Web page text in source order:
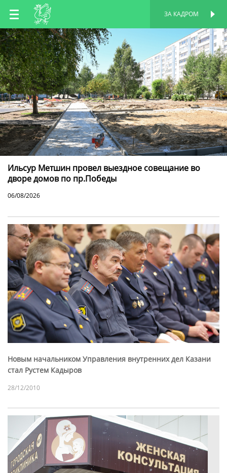
RU
EN
TT
ЗА КАДРОМ
Ильсур Метшин провел выездное совещание во
дворе домов по пр.Победы
06/08/2026
Новым начальником Управления внутренних дел Казани
стал Рустем Кадыров
28/12/2010
ПЕРСОНАЛЬНАЯ
СТРАНИЦА